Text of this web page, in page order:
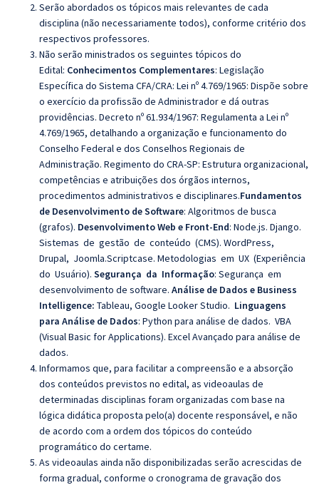
Serão abordados os tópicos mais relevantes de cada
disciplina (não necessariamente todos), conforme critério dos
respectivos professores.
Não serão ministrados os seguintes tópicos do
Edital: Conhecimentos Complementares: Legislação
Específica do Sistema CFA/CRA: Lei nº 4.769/1965: Dispõe sobre
o exercício da profissão de Administrador e dá outras
providências. Decreto nº 61.934/1967: Regulamenta a Lei nº
4.769/1965, detalhando a organização e funcionamento do
Conselho Federal e dos Conselhos Regionais de
Administração. Regimento do CRA-SP: Estrutura organizacional,
competências e atribuições dos órgãos internos,
procedimentos administrativos e disciplinares.Fundamentos
de Desenvolvimento de Software: Algoritmos de busca
(grafos). Desenvolvimento Web e Front-End: Node.js. Django.
Sistemas de gestão de conteúdo (CMS). WordPress,
Drupal, Joomla.Scriptcase. Metodologias em UX (Experiência
do Usuário). Segurança da Informação: Segurança em
desenvolvimento de software. Análise de Dados e Business
Intelligence: Tableau, Google Looker Studio. Linguagens
para Análise de Dados: Python para análise de dados. VBA
(Visual Basic for Applications). Excel Avançado para análise de
dados.
Informamos que, para facilitar a compreensão e a absorção
dos conteúdos previstos no edital, as videoaulas de
determinadas disciplinas foram organizadas com base na
lógica didática proposta pelo(a) docente responsável, e não
de acordo com a ordem dos tópicos do conteúdo
programático do certame.
As videoaulas ainda não disponibilizadas serão acrescidas de
forma gradual, conforme o cronograma de gravação dos